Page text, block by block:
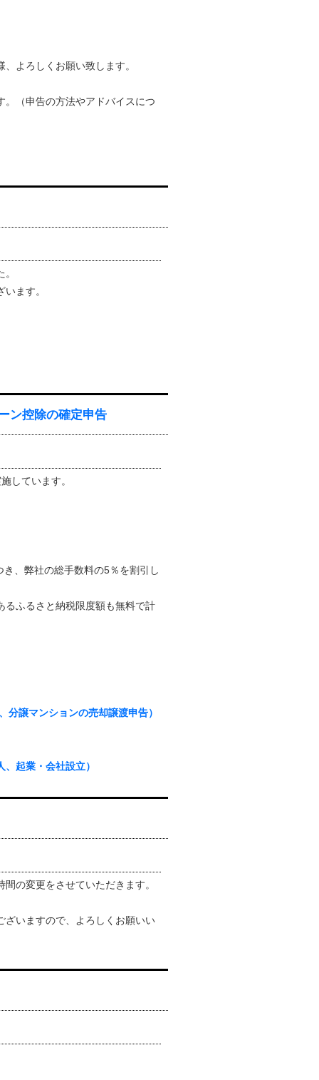
よろしくお願い致します。
（申告の方法やアドバイスにつ
ます。
ン控除の確定申告
しています。
、弊社の総手数料の5％を割引し
るふるさと納税限度額も無料で計
譲マンションの売却譲渡申告）
起業・会社設立）
の変更をさせていただきます。
ざいますので、よろしくお願いい